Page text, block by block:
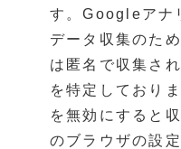
す。Googleアナ
データ収集のた
は匿名で収集さ
を特定しており
を無効にすると
のブラウザの設